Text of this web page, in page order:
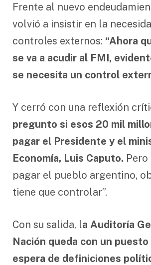
Frente al nuevo
volvió a insistir en la
controles externos: “Ahora
se va a acudir al FMI,
se necesita un control
Y cerró con una reflexión
pregunto si esos 20 mil
pagar el Presidente y el
Economía, Luis Caputo. Pero
pagar el pueblo argentino,
tiene que controlar”.
Con su salida, la Auditoría
Nación queda con un puesto
espera de definiciones